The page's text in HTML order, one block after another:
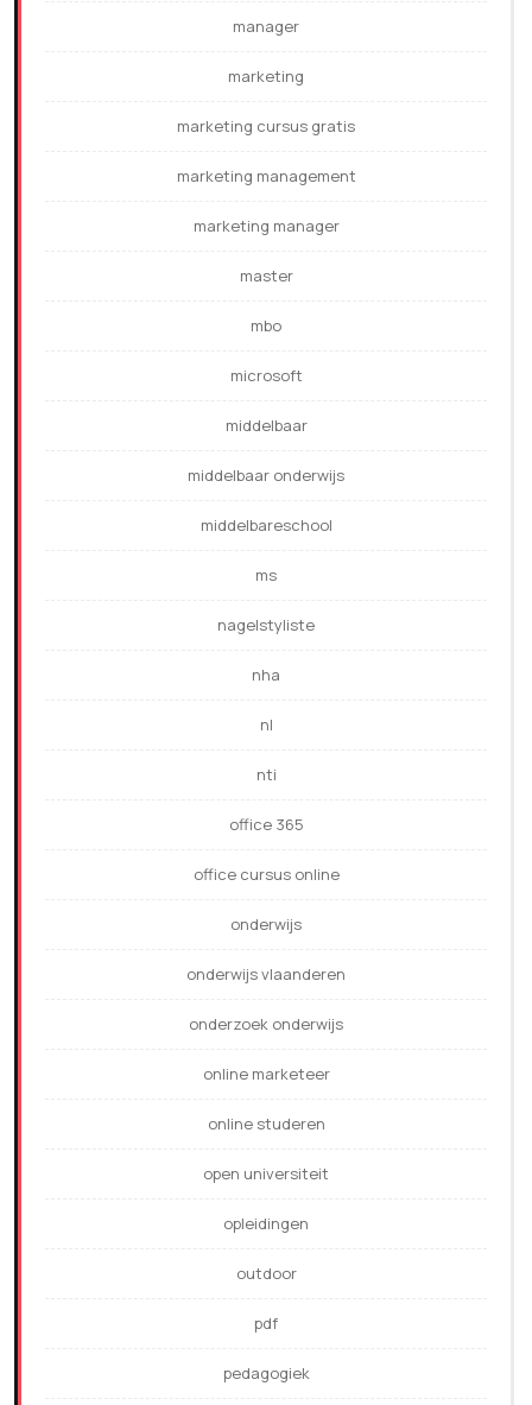
manager
marketing
marketing cursus gratis
marketing management
marketing manager
master
mbo
microsoft
middelbaar
middelbaar onderwijs
middelbareschool
ms
nagelstyliste
nha
nl
nti
office 365
office cursus online
onderwijs
onderwijs vlaanderen
onderzoek onderwijs
online marketeer
online studeren
open universiteit
opleidingen
outdoor
pdf
pedagogiek